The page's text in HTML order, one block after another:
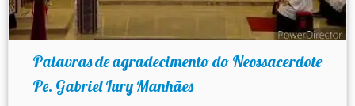
Palavras de agradecimento do Neossacerdote
Pe. Gabriel Iury Manhães